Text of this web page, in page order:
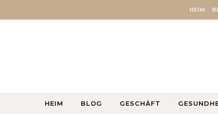
HEIM
HEIM BLOG GESCHÄFT